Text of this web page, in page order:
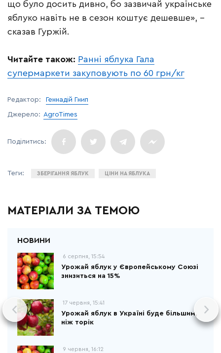
що було досить дивно, бо зазвичай українське
яблуко навіть не в сезон коштує дешевше», –
сказав Гуржій.
Читайте також: Ранні яблука Гала
супермаркети закуповують по 60 грн/кг
Редактор: Геннадій Гнип
Джерело: AgroTimes
ЗБЕРІГАННЯ ЯБЛУК ЦІНИ НА ЯБЛУКА
МАТЕРІАЛИ ЗА ТЕМОЮ
6 серпня, 15:54
Урожай яблук у Європейському Союзі
знизиться на 15%
17 червня, 15:41
Урожай яблук в Україні буде більшим,
ніж торік
9 червня, 16:12